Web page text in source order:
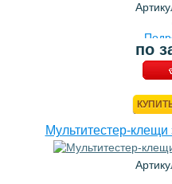
по
Мультитестер-